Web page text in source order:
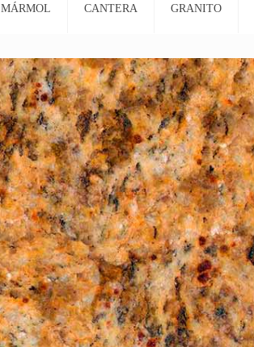
MÁRMOL CANTERA GRANITO